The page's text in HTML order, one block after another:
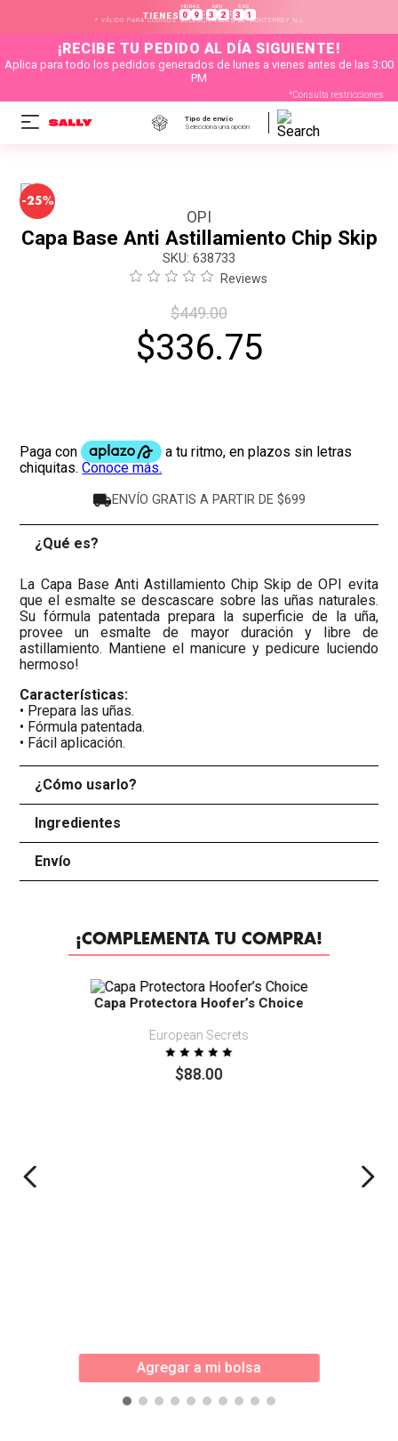
TIENES
HORAS
0 9 :
MIN
3 2 :
SEG
3 1
* VÁLIDO PARA CÓDIGOS SELECCIONADOS DE MONTERREY N.L
¡RECIBE TU PEDIDO AL DÍA SIGUIENTE!
Aplica para todo los pedidos generados de lunes a vienes antes de las 3:00
PM
*Consulta restricciones
Tipo de envío
Selecciona una opción
-25%
OPI
Capa Base Anti Astillamiento Chip Skip
: 638733
Reviews
$449.00
$336.75
ENVÍO GRATIS A PARTIR DE $699
¿Qué es?
La Capa Base Anti Astillamiento Chip Skip de OPI evita
que el esmalte se descascare sobre las uñas naturales.
Su fórmula patentada prepara la superficie de la uña,
provee un esmalte de mayor duración y libre de
astillamiento. Mantiene el manicure y pedicure luciendo
hermoso!
Características:
• Prepara las uñas.
• Fórmula patentada.
• Fácil aplicación.
¿Cómo usarlo?
Ingredientes
Envío
¡COMPLEMENTA TU COMPRA!
Capa Protectora Hoofer’s Choice
European Secrets
$88.00
Agregar a mi bolsa